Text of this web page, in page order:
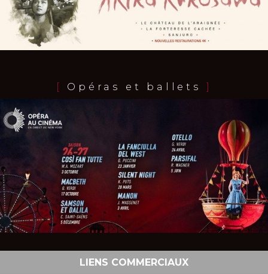
[ Opéras et ballets ]
LIENS COMMERCIAUX